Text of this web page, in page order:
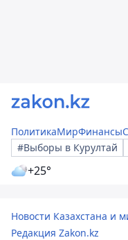
ПолитикаМирФинансы
#Выборы в Курултай
+25°
Новости Казахстана и
Редакция Zakon.kz